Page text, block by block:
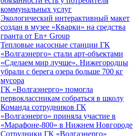
коммунальных услуг
Экологический интерактивный макет
создан в музее «Кварки» на средства
гранта от En+ Group
Тепловые насосные станции ГК
«Волгаэнерго» стали арт-объектами
«Сделаем мир лучше». Нижегородцы
убрали с берега озера больше 700 кг
мусора
ГК «Волгаэнерго» помогла
первоклассникам собраться в школу
Команда сотрудников ГК
«Волгаэнерго» приняла участие в
«Марафоне-800» в Нижнем Новгороде
Сотрудники ГК «Волгаэнерго»